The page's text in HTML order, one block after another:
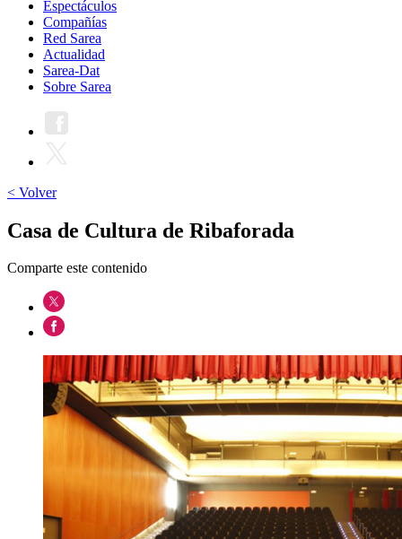
Espectáculos
Compañías
Red Sarea
Actualidad
Sarea-Dat
Sobre Sarea
< Volver
Casa de Cultura de Ribaforada
Comparte este contenido